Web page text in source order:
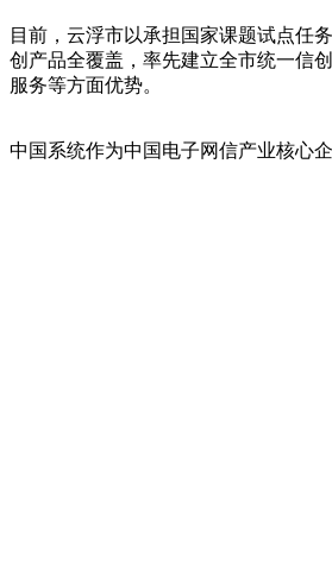
目前，云浮市以承担国家课题试点任
创产品全覆盖，率先建立全市统一信
服务等方面优势。
中国系统作为中国电子网信产业核心